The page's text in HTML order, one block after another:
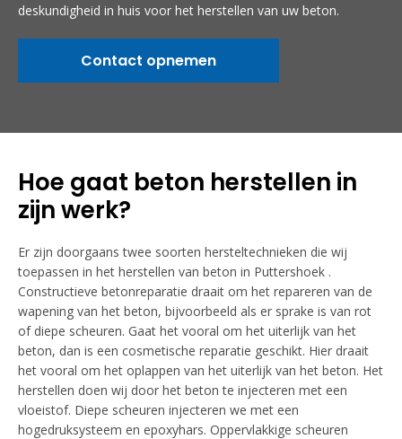
deskundigheid in huis voor het herstellen van uw beton.
Contact opnemen
Hoe gaat beton herstellen in
zijn werk?
Er zijn doorgaans twee soorten hersteltechnieken die wij
toepassen in het herstellen van beton in Puttershoek .
Constructieve betonreparatie draait om het repareren van de
wapening van het beton, bijvoorbeeld als er sprake is van rot
of diepe scheuren. Gaat het vooral om het uiterlijk van het
beton, dan is een cosmetische reparatie geschikt. Hier draait
het vooral om het oplappen van het uiterlijk van het beton. Het
herstellen doen wij door het beton te injecteren met een
vloeistof. Diepe scheuren injecteren we met een
hogedruksysteem en epoxyhars. Oppervlakkige scheuren